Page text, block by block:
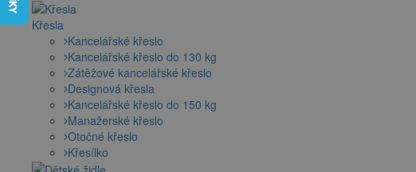
Křesla
Kancelářské křeslo
Kancelářské křeslo do 130 kg
Zátěžové kancelářské křeslo
Designová křesla
Kancelářské křeslo do 150 kg
Manažerské křeslo
Otočné křeslo
Křesílko